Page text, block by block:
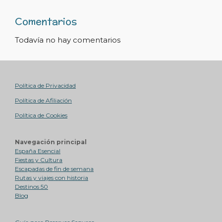
Comentarios
Todavía no hay comentarios
Política de Privacidad
Política de Afiliación
Política de Cookies
Navegación principal
España Esencial
Fiestas y Cultura
Escapadas de fin de semana
Rutas y viajes con historia
Destinos 50
Blog